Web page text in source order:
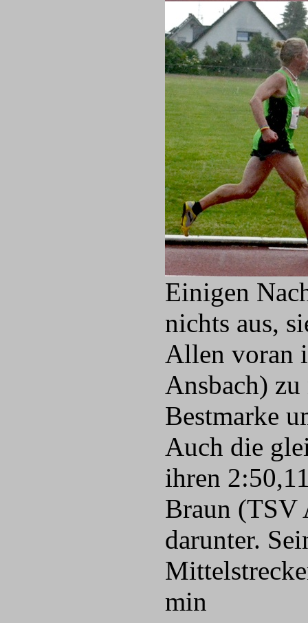
Einigen
nichts aus,
Allen voran
Ansbach)
Bestmarke
Auch die
ihren
Braun (TSV
darunter.
min